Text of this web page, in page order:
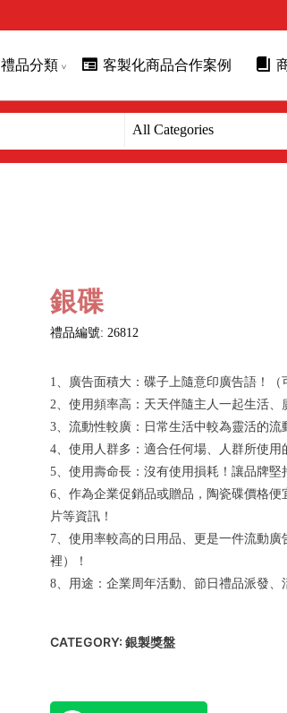
禮品分類 客製化商品合作案例
銀碟
禮品編號: 26812
1、廣告面積大：碟子上隨意印廣告語！（
2、使用頻率高：天天伴隨主人一起生活、
3、流動性較廣：日常生活中較為靈活的流
4、使用人群多：適合任何場、人群所使用
5、使用壽命長：沒有使用損耗！讓品牌堅
6、作為企業促銷品或贈品，陶瓷碟價格
片等資訊！
7、使用率較高的日用品、更是一件流動
裡）！
8、用途：企業周年活動、節日禮品派發、
CATEGORY:銀製獎盤